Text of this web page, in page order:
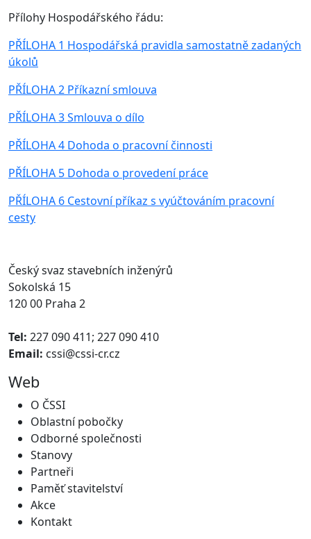
Přílohy Hospodářského řádu:
PŘÍLOHA 1 Hospodářská pravidla samostatně zadaných
úkolů
PŘÍLOHA 2 Příkazní smlouva
PŘÍLOHA 3 Smlouva o dílo
PŘÍLOHA 4 Dohoda o pracovní činnosti
PŘÍLOHA 5 Dohoda o provedení práce
PŘÍLOHA 6 Cestovní příkaz s vyúčtováním pracovní
cesty
Český svaz stavebních inženýrů
Sokolská 15
120 00 Praha 2
Tel: 227 090 411; 227 090 410
Email: cssi@cssi-cr.cz
Web
O ČSSI
Oblastní pobočky
Odborné společnosti
Stanovy
Partneři
Paměť stavitelství
Akce
Kontakt